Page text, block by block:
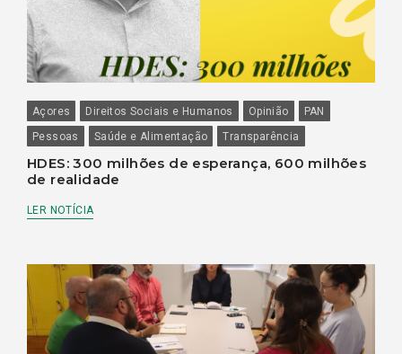
Açores Direitos Sociais e Humanos Opinião
PAN
Pessoas
Saúde e Alimentação Transparência
HDES: 300 milhões de esperança, 600 milhões
de realidade
LER NOTÍCIA